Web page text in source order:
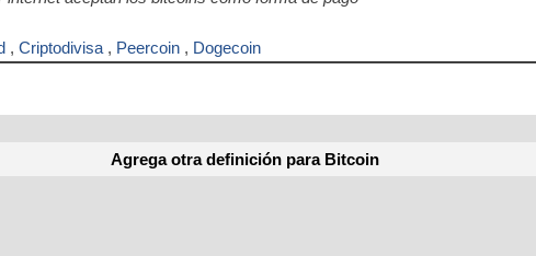
,Criptodivisa , Peercoin , Dogecoin
Agrega otra definición para Bitcoin